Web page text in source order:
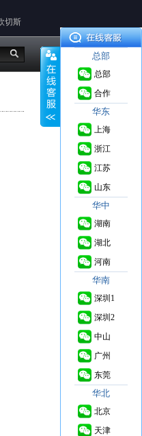
切斯
总部
总部
合作
华东
上海
浙江
江苏
山东
华中
湖南
湖北
河南
华南
深圳1
深圳2
中山
广州
东莞
华北
北京
天津